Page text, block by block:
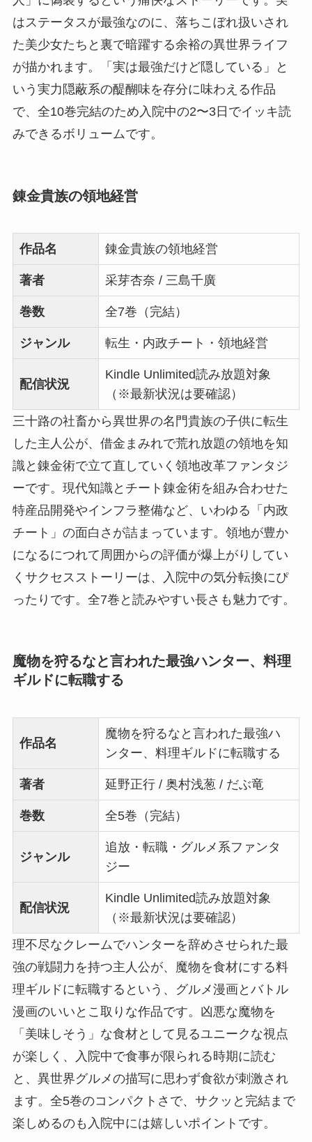
はステータスが最強なのに、落ちこぼれ扱いされ
た美少女たちと裏で暗躍する余裕の異世界ライフ
が描かれます。「実は最強だけど隠している」と
いう実力隠蔽系の醍醐味を存分に味わえる作品
で、全10巻完結のため入院中の2〜3日でイッキ読
みできるボリュームです。
錬金貴族の領地経営
作品名 錬金貴族の領地経営
著者 采芽杏奈 / 三島千廣
巻数 全7巻（完結）
ジャンル 転生・内政チート・領地経営
配信状況
Kindle Unlimited読み放題対象
（※最新状況は要確認）
三十路の社畜から異世界の名門貴族の子供に転生
した主人公が、借金まみれで荒れ放題の領地を知
識と錬金術で立て直していく領地改革ファンタジ
ーです。現代知識とチート錬金術を組み合わせた
特産品開発やインフラ整備など、いわゆる「内政
チート」の面白さが詰まっています。領地が豊か
になるにつれて周囲からの評価が爆上がりしてい
くサクセスストーリーは、入院中の気分転換にぴ
ったりです。全7巻と読みやすい長さも魅力です。
魔物を狩るなと言われた最強ハンター、料理
ギルドに転職する
作品名
魔物を狩るなと言われた最強ハ
ンター、料理ギルドに転職する
著者 延野正行 / 奥村浅葱 / だぶ竜
巻数 全5巻（完結）
ジャンル
追放・転職・グルメ系ファンタ
ジー
配信状況
Kindle Unlimited読み放題対象
（※最新状況は要確認）
理不尽なクレームでハンターを辞めさせられた最
強の戦闘力を持つ主人公が、魔物を食材にする料
理ギルドに転職するという、グルメ漫画とバトル
漫画のいいとこ取りな作品です。凶悪な魔物を
「美味しそう」な食材として見るユニークな視点
が楽しく、入院中で食事が限られる時期に読む
と、異世界グルメの描写に思わず食欲が刺激され
ます。全5巻のコンパクトさで、サクッと完結まで
楽しめるのも入院中には嬉しいポイントです。